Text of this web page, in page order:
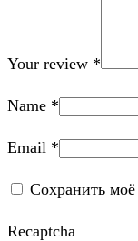
Your review *
Name *
Email *
Сохранить
Recaptcha